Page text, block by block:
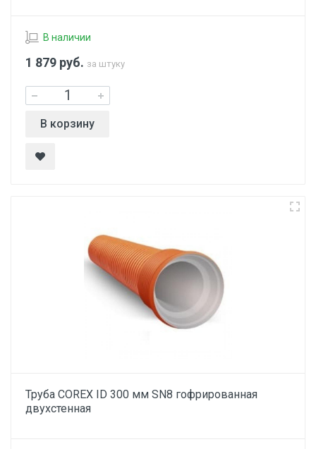
В наличии
1 879 руб. за штуку
В корзину
Труба COREX ID 300 мм SN8 гофрированная
двухстенная